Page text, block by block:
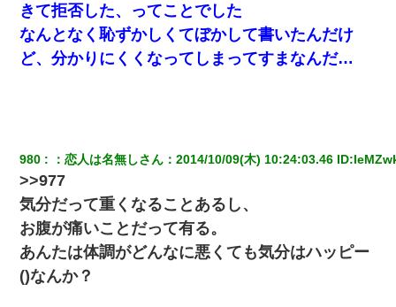
姉旦那の友達「ほんとのパパだよ～」私のお腹を触ってほ
ざく。→思わず手を叩いて振り払ったら…
【画像】女上司(30)「終電なくなったね…部屋くる？」ワ
イ「行きます！」
【身体で払わせて】女友達「ごめん、何も言わずにお金貸
してください……」俺「いいよ！いくら？」女友達「10万
円ぐらい……」俺「ほい！10万！」→
とっさに女児を捕まえたら変質者扱いされた。母親「あっ
きて拒否した、ってことでした
なんとなく恥ずかしくてぼかして書いたんだけ
ど、分かりにくくなってしまってすまなんだ…
980 ：恋人は名無しさん ：2014/10/09(木) 10:24:03.46 ID:
>>977
気分だって重くなることあるし、
お腹が痛いことだって有る。
あんたは体調がどんなに悪くても気分はハッピー
()なんか？